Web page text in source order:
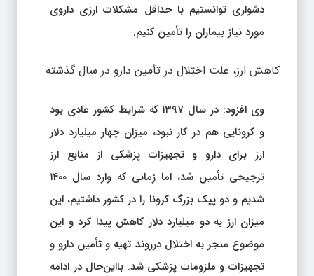
دشواری توانستیم با حداقل مشکلات ارزی داروی
مورد نیاز بیماران را تأمین کنیم.
کاهش ارز، علت اختلال در تأمین دارو در سال گذشته
وی افزود: در سال ۱۳۹۷ که شرایط کشور عادی بود
و کرونایی هم در کار نبود، میزان چهار میلیارد دلار
ارز برای دارو و تجهیزات پزشکی از منابع ارز
ترجیحی تأمین شد، اما زمانی که وارد سال ۱۴۰۰
شدیم و دو پیک بزرگ کرونا را در کشور داشتیم، این
میزان ارز به دو میلیارد دلار کاهش پیدا کرد و این
موضوع منجر به اختلال درروند تهیه و تأمین دارو و
تجهیزات و ملزومات پزشکی شد. بااین‌حال در ادامه